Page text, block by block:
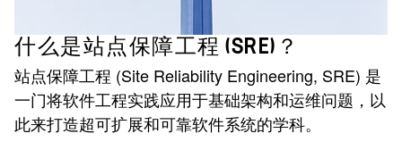
什么是站点保障工程 (SRE)？
站点保障工程 (Site Reliability Engineering, SRE) 是
一门将软件工程实践应用于基础架构和运维问题，以
此来打造超可扩展和可靠软件系统的学科。